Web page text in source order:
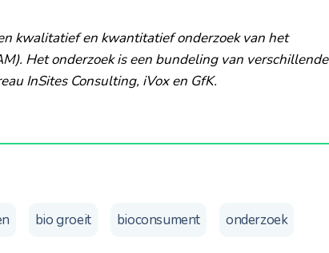
kwalitatief en kwantitatief onderzoek van het
Het onderzoek is een bundeling van verschillende
InSites Consulting, iVox en GfK.
bio groeit bioconsument onderzoek